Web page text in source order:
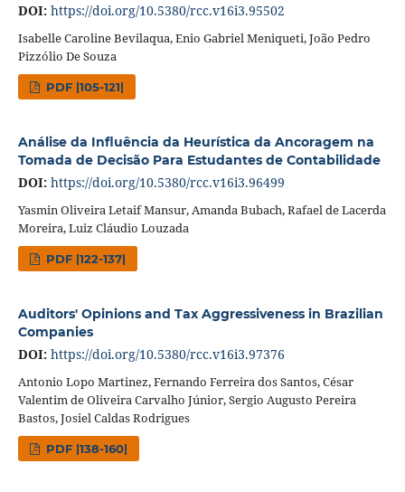
DOI: https://doi.org/10.5380/rcc.v16i3.95502
Isabelle Caroline Bevilaqua, Enio Gabriel Meniqueti, João Pedro
Pizzólio De Souza
PDF |105-121|
Análise da Influência da Heurística da Ancoragem na
Tomada de Decisão Para Estudantes de Contabilidade
DOI: https://doi.org/10.5380/rcc.v16i3.96499
Yasmin Oliveira Letaif Mansur, Amanda Bubach, Rafael de Lacerda
Moreira, Luiz Cláudio Louzada
PDF |122-137|
Auditors' Opinions and Tax Aggressiveness in Brazilian
Companies
DOI: https://doi.org/10.5380/rcc.v16i3.97376
Antonio Lopo Martinez, Fernando Ferreira dos Santos, César
Valentim de Oliveira Carvalho Júnior, Sergio Augusto Pereira
Bastos, Josiel Caldas Rodrigues
PDF |138-160|